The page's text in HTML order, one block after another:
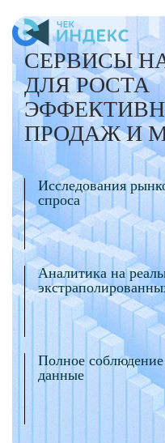
Skip to main content
СЕРВИСЫ
ДЛЯ РОСТА
ПРОДАЖ И
Исследования
спроса
Аналитика на
Полное
данные